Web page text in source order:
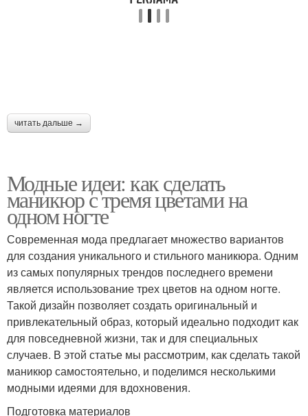
Маникюр с дизайном
Маникюр с геометрией
читать дальше →
Модные идеи: как сделать
маникюр с тремя цветами на
одном ногте
Современная мода предлагает множество вариантов
для создания уникального и стильного маникюра. Одним
из самых популярных трендов последнего времени
является использование трех цветов на одном ногте.
Такой дизайн позволяет создать оригинальный и
привлекательный образ, который идеально подходит как
для повседневной жизни, так и для специальных
случаев. В этой статье мы рассмотрим, как сделать такой
маникюр самостоятельно, и поделимся несколькими
модными идеями для вдохновения.
Подготовка материалов